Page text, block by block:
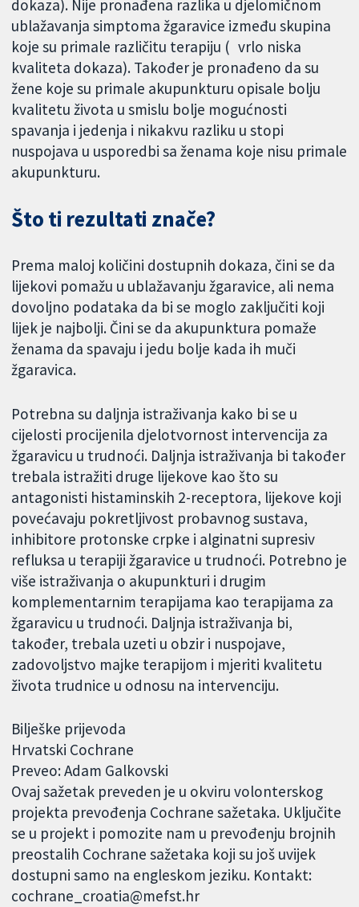
dokaza). Nije pronađena razlika u djelomičnom
ublažavanja simptoma žgaravice između skupina
koje su primale različitu terapiju ( vrlo niska
kvaliteta dokaza). Također je pronađeno da su
žene koje su primale akupunkturu opisale bolju
kvalitetu života u smislu bolje mogućnosti
spavanja i jedenja i nikakvu razliku u stopi
nuspojava u usporedbi sa ženama koje nisu primale
akupunkturu.
Što ti rezultati znače?
Prema maloj količini dostupnih dokaza, čini se da
lijekovi pomažu u ublažavanju žgaravice, ali nema
dovoljno podataka da bi se moglo zaključiti koji
lijek je najbolji. Čini se da akupunktura pomaže
ženama da spavaju i jedu bolje kada ih muči
žgaravica.
Potrebna su daljnja istraživanja kako bi se u
cijelosti procijenila djelotvornost intervencija za
žgaravicu u trudnoći. Daljnja istraživanja bi također
trebala istražiti druge lijekove kao što su
antagonisti histaminskih 2-receptora, lijekove koji
povećavaju pokretljivost probavnog sustava,
inhibitore protonske crpke i alginatni supresiv
refluksa u terapiji žgaravice u trudnoći. Potrebno je
više istraživanja o akupunkturi i drugim
komplementarnim terapijama kao terapijama za
žgaravicu u trudnoći. Daljnja istraživanja bi,
također, trebala uzeti u obzir i nuspojave,
zadovoljstvo majke terapijom i mjeriti kvalitetu
života trudnice u odnosu na intervenciju.
Bilješke prijevoda
Hrvatski Cochrane
Preveo: Adam Galkovski
Ovaj sažetak preveden je u okviru volonterskog
projekta prevođenja Cochrane sažetaka. Uključite
se u projekt i pomozite nam u prevođenju brojnih
preostalih Cochrane sažetaka koji su još uvijek
dostupni samo na engleskom jeziku. Kontakt:
cochrane_croatia@mefst.hr